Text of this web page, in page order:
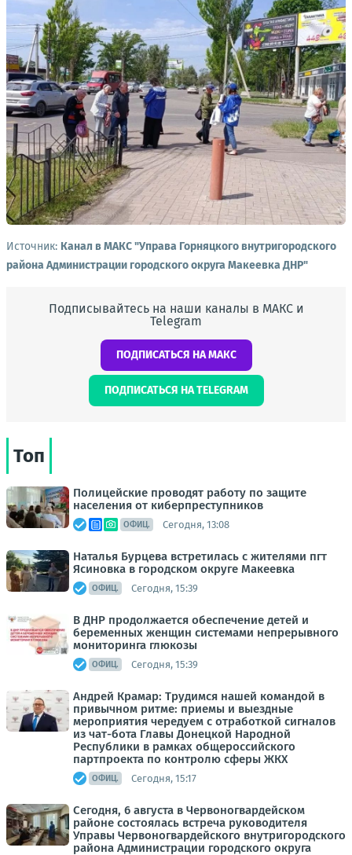
Источник: Канал в МАКС "Управа Горняцкого внутригородского
района Администрации городского округа Макеевка ДНР"
Подписывайтесь на наши каналы в МАКС и
Telegram
ПОДПИСАТЬСЯ НА МАКС
ПОДПИСАТЬСЯ НА TELEGRAM
Топ
Полицейские проводят работу по защите
населения от киберпреступников
ОФИЦ. Сегодня, 13:08
Наталья Бурцева встретилась с жителями пгт
Ясиновка в городском округе Макеевка
ОФИЦ. Сегодня, 15:39
В ДНР продолжается обеспечение детей и
беременных женщин системами непрерывного
мониторинга глюкозы
ОФИЦ. Сегодня, 15:39
Андрей Крамар: Трудимся нашей командой в
привычном ритме: приемы и выездные
мероприятия чередуем с отработкой сигналов
из чат-бота Главы Донецкой Народной
Республики в рамках общероссийского
партпроекта по контролю сферы ЖКХ
ОФИЦ. Сегодня, 15:17
Сегодня, 6 августа в Червоногвардейском
районе состоялась встреча руководителя
Управы Червоногвардейского внутригородского
района Администрации городского округа